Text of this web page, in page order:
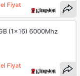
Fiyat
Fiyat
(1x16) 6000Mhz